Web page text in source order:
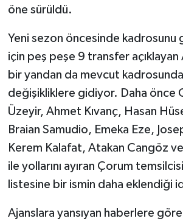
öne sürüldü.
Yeni sezon öncesinde kadrosunu
için peş peşe 9 transfer açıklayan
bir yandan da mevcut
değişikliklere gidiyor. Daha önce
Üzeyir, Ahmet Kıvanç, Hasan
Braian Samudio, Emeka Eze,
Kerem Kalafat, Atakan Cangöz
ile yollarını ayıran Çorum
listesine bir ismin daha eklendiği
Ajanslara yansıyan haberlere
Uğurludağ
Sağlık